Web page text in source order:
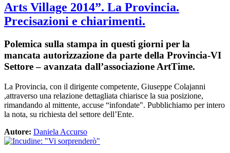
Arts Village 2014”. La Provincia.
Precisazioni e chiarimenti.
Polemica sulla stampa in questi giorni per la
mancata autorizzazione da parte della Provincia-VI
Settore – avanzata dall’associazione ArtTime.
La Provincia, con il dirigente competente, Giuseppe Colajanni
,attraverso una relazione dettagliata chiarisce la sua posizione,
rimandando al mittente, accuse “infondate". Pubblichiamo per intero
la nota, su richiesta del settore dell’Ente.
Autore: Daniela Accurso